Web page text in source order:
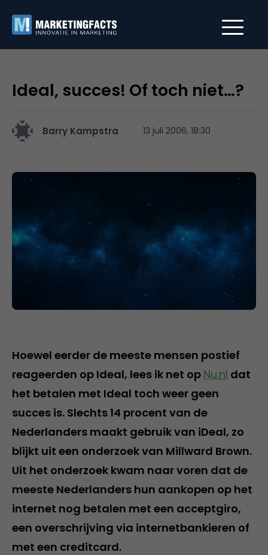
Ideal, succes! Of toch niet…?
Barry Kampstra 13 juli 2006, 18:30
Hoewel eerder de meeste mensen postief
reageerden op Ideal, lees ik net op Nu.nl dat
het betalen met Ideal toch weer geen
succes is. Slechts 14 procent van de
Nederlanders maakt gebruik van iDeal, zo
blijkt uit een onderzoek van Millward Brown.
Uit het onderzoek kwam naar voren dat de
meeste Nederlanders hun aankopen op het
internet nog betalen met een acceptgiro,
een overschrijving via internetbankieren of
met een creditcard.